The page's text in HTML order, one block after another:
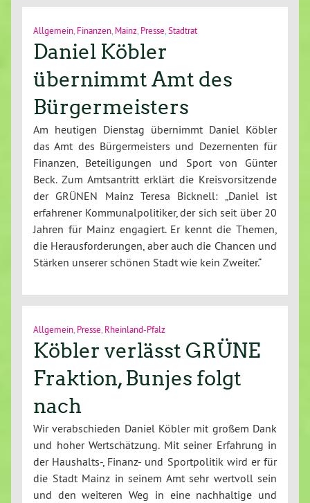
Allgemein, Finanzen, Mainz, Presse,Stadtrat
Daniel Köbler
übernimmt Amt des
Bürgermeisters
Am heutigen Dienstag übernimmt Daniel Köbler
das Amt des Bürgermeisters und Dezernenten für
Finanzen, Beteiligungen und Sport von Günter
Beck. Zum Amtsantritt erklärt die Kreisvorsitzende
der GRÜNEN Mainz Teresa Bicknell: „Daniel ist
erfahrener Kommunalpolitiker, der sich seit über 20
Jahren für Mainz engagiert. Er kennt die Themen,
die Herausforderungen, aber auch die Chancen und
Stärken unserer schönen Stadt wie kein Zweiter.“
Allgemein, Presse, Rheinland-Pfalz
Köbler verlässt GRÜNE
Fraktion, Bunjes folgt
nach
Wir verabschieden Daniel Köbler mit großem Dank
und hoher Wertschätzung. Mit seiner Erfahrung in
der Haushalts-, Finanz- und Sportpolitik wird er für
die Stadt Mainz in seinem Amt sehr wertvoll sein
und den weiteren Weg in eine nachhaltige und